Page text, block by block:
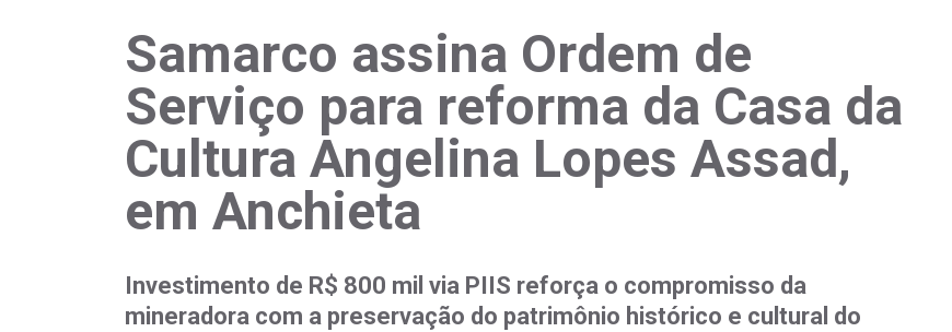
Samarco assina Ordem de
Serviço para reforma da Casa da
Cultura Angelina Lopes Assad,
em Anchieta
Investimento de R$ 800 mil via PIIS reforça o compromisso da
mineradora com a preservação do patrimônio histórico e cultural do